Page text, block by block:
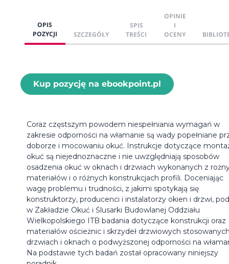
OPIS
POZYCJI
SZCZEGÓŁY
SPIS
TREŚCI
OPINIE
I
OCENY
Kup pozycję na ebookpoint.pl
Coraz częstszym powodem niespełniania wymagań w
zakresie odporności na włamanie są wady popełniane
doborze i mocowaniu okuć. Instrukcje dotyczące
okuć są niejednoznaczne i nie uwzględniają sposobów
osadzenia okuć w oknach i drzwiach wykonanych z
materiałów i o różnych konstrukcjach profili. Doceniając
wagę problemu i trudności, z jakimi spotykają się
konstruktorzy, producenci i instalatorzy okien i drzwi,
w Zakładzie Okuć i Ślusarki Budowlanej Oddziału
Wielkopolskiego ITB badania dotyczące konstrukcji oraz
materiałów ościeżnic i skrzydeł drzwiowych
drzwiach i oknach o podwyższonej odporności na
Na podstawie tych badań został opracowany niniejszy